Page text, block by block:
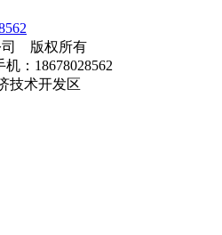
司 版权所有
：18678028562
技术开发区